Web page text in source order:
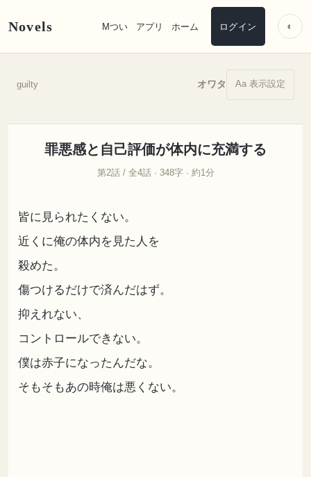
Novels Mつい アプリ ホーム ログイン ◐
guilty オワタ Aa 表示設定
罪悪感と自己評価が体内に充満する
第2話 / 全4話 · 348字 · 約1分
皆に見られたくない。
近くに俺の体内を見た人を
殺めた。
傷つけるだけで済んだはず。
抑えれない、
コントロールできない。
僕は赤子になったんだな。
そもそもあの時俺は悪くない。